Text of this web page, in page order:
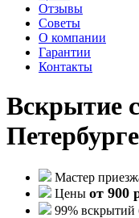
Отзывы
Советы
О компании
Гарантии
Контакты
Вскрытие
Петербурге
Мастер
Цены от 900
99% вскрытий